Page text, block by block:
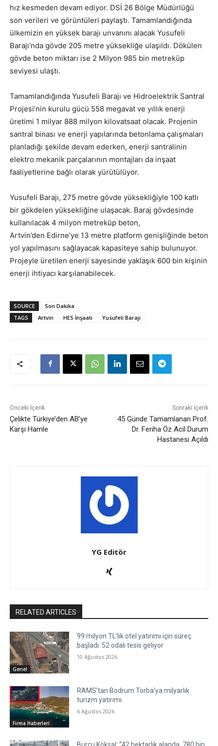
hız kesmeden devam ediyor. DSİ 26 Bölge Müdürlüğü
son verileri ve görüntüleri paylaştı. Tamamlandığında
ülkemizin en yüksek barajı unvanını alacak Yusufeli
Barajı’nda gövde 205 metre yüksekliğe ulaşıldı. Dökülen
gövde beton miktarı ise 2 Milyon 985 bin metreküp
seviyesi ulaştı.
Tamamlandığında Yusufeli Barajı ve Hidroelektrik Santral
Projesi’nin kurulu gücü 558 megavat ve yıllık enerji
üretimi 1 milyar 888 milyon kilovatsaat olacak. Projenin
santral binası ve enerji yapılarında betonlama çalışmaları
planladığı şekilde devam ederken, enerji santralinin
elektro mekanik parçalarının montajları da inşaat
faaliyetlerine bağlı olarak yürütülüyor.
Yusufeli Barajı, 275 metre gövde yüksekliğiyle 100 katlı
bir gökdelen yüksekliğine ulaşacak. Baraj gövdesinde
kullanılacak 4 milyon metreküp beton,
Artvin’den Edirne’ye 13 metre platform genişliğinde beton
yol yapılmasını sağlayacak kapasiteye sahip bulunuyor.
Projeyle üretilen enerji sayesinde yaklaşık 600 bin kişinin
enerji ihtiyacı karşılanabilecek.
SOURCE
Son Dakika
TAGS
Artvin HES İnşaatı Yusufeli Barajı
Önceki İçerik
Çelikte Türkiye’den AB’ye
Karşı Hamle
Sonraki İçerik
45 Günde Tamamlanan Prof.
Dr. Feriha Öz Acil Durum
Hastanesi Açıldı
YG Editör
RELATED ARTICLES
Genel
99 milyon TL’lik otel yatırımı için süreç
başladı: 52 odalı tesis geliyor
10 Ağustos 2026
Firma Haberleri
RAMS’tan Bodrum Torba’ya milyarlık
turizm yatırımı
6 Ağustos 2026